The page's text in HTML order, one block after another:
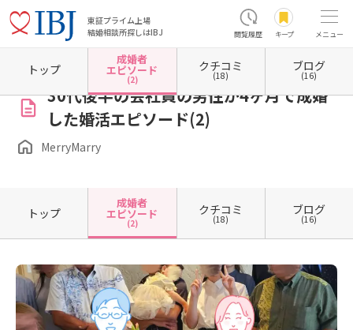
東証プライム上場
結婚相談所探しはIBJ
閲覧履歴 キープ メニュー
ホーム 兵庫県の結婚相談所 兵庫県三田市 MerryMarry 成婚者エピソード一覧
30代後半の会社員の男性が4ヶ月で成婚
した婚活エピソード(2)
MerryMarry
トップ
成婚者
エピソード
(2)
クチコミ
(18)
ブログ
(16)
トップ
成婚者
エピソード
(2)
クチコミ
(18)
ブログ
(16)